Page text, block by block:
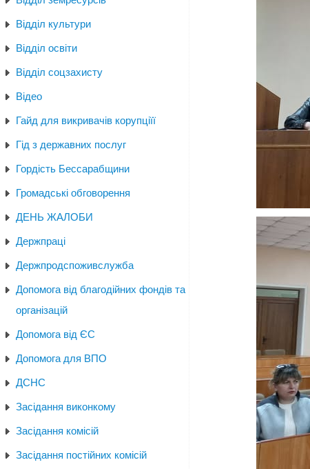
Відділ культури
Відділ освіти
Відділ соцзахисту
Відео
Гайд для викривачів корупціїї
Гід з державних послуг
Гордість Бессарабщини
Громадські обговорення
ДЕНЬ ЖАЛОБИ
Держпраці
Держпродспоживслужба
Допомога від благодійних фондів та
організацій
Допомога від ЄС
Допомога для ВПО
ДСНС
Засідання виконкому
Засідання комісій
Засідання постійних комісій